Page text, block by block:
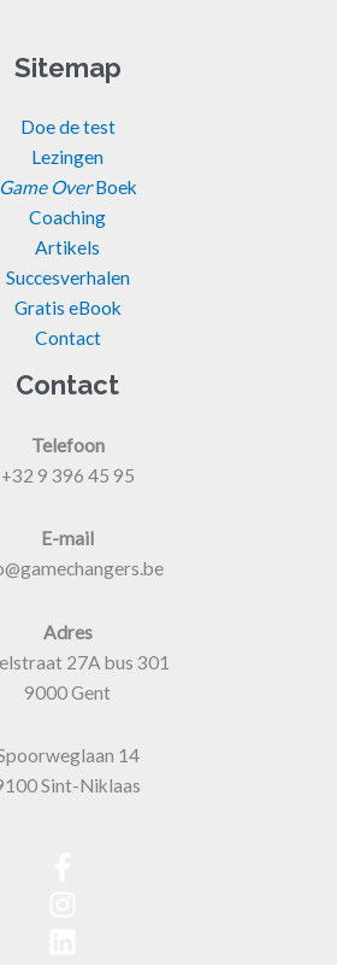
Sitemap
Doe de test
Lezingen
Game OverBoek
Coaching
Artikels
Succesverhalen
Gratis eBook
Contact
Contact
Telefoon
+32 9 396 45 95
E-mail
Adres
27A bus 301
9000 Gent
14
Sint-Niklaas